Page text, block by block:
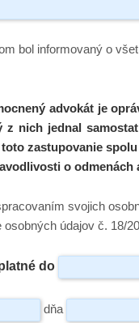
bol informovaný o
advokát je
z nich jednal
zastupovanie
o odmenách
svojich
údajov č. 18/
do
dňa